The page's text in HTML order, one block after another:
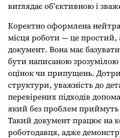
виглядає об’єктивною і
Коректно оформлена
місця роботи — це
документ. Вона має
бути написаною
оцінок чи припущень.
структури, уважність до
перевірених підходів
який без проблем приймуть
Такий документ працює на
роботодавця, адже